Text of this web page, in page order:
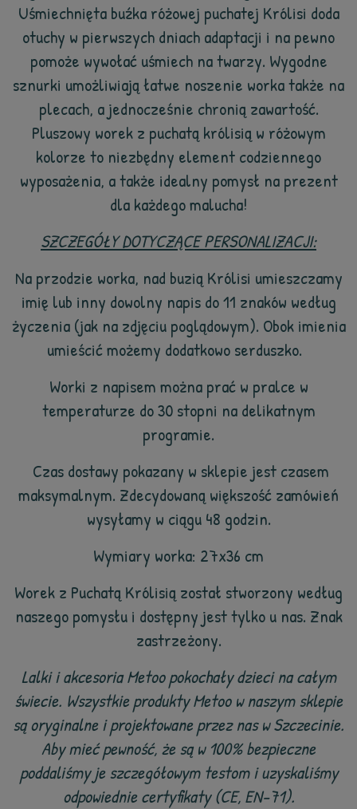
Uśmiechnięta buźka różowej puchatej Królisi doda
otuchy w pierwszych dniach adaptacji i na pewno
pomoże wywołać uśmiech na twarzy. Wygodne
sznurki umożliwiają łatwe noszenie worka także na
plecach, a jednocześnie chronią zawartość.
Pluszowy worek z puchatą królisią w różowym
kolorze to niezbędny element codziennego
wyposażenia, a także idealny pomysł na prezent
dla każdego malucha!
SZCZEGÓŁY DOTYCZĄCE PERSONALIZACJI:
Na przodzie worka, nad buzią Królisi umieszczamy
imię lub inny dowolny napis do 11 znaków według
życzenia (jak na zdjęciu poglądowym). Obok imienia
umieścić możemy dodatkowo serduszko.
Worki z napisem można prać w pralce w
temperaturze do 30 stopni na delikatnym
programie.
Czas dostawy pokazany w sklepie jest czasem
maksymalnym. Zdecydowaną większość zamówień
wysyłamy w ciągu 48 godzin.
Wymiary worka: 27x36 cm
Worek z Puchatą Królisią został stworzony według
naszego pomysłu i dostępny jest tylko u nas. Znak
zastrzeżony.
Lalki i akcesoria Metoo pokochały dzieci na całym
świecie. Wszystkie produkty Metoo w naszym sklepie
są oryginalne i projektowane przez nas w Szczecinie.
Aby mieć pewność, że są w 100% bezpieczne
poddaliśmy je szczegółowym testom i uzyskaliśmy
odpowiednie certyfikaty (CE, EN-71).